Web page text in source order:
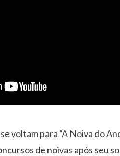
voltam para “A Noiva do
de noivas após seu